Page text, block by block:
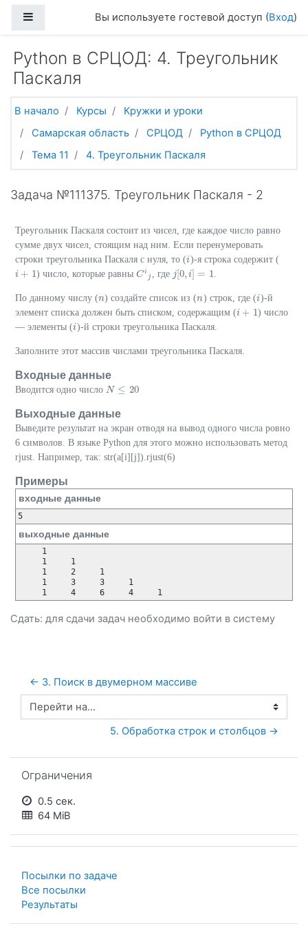
Боковая панельВы используете гостевой доступ (Вход)
Python в СРЦОД: 4. Треугольник
Паскаля
В начало Курсы
Кружки и уроки
Самарская область
СРЦОД
Python в СРЦОД
Тема 11
4. Треугольник Паскаля
Задача №111375. Треугольник Паскаля - 2
Треугольник Паскаля состоит из чисел, где каждое число равно
сумме двух чисел, стоящим над ним. Если перенумеровать
строки треугольника Паскаля с нуля, то (i
i)-я строка содержит (
i + 1
i+1 ) число, которые равныCi
j
Cij , где j[0, i] = 1
j[ 0,i] 1
По данному числу (n
n) создайте список из (n
n) строк, где (i
i)-й
элемент списка должен быть списком, содержащим (i + 1
i+1
) число
— элементы (i
i)-й строки треугольника Паскаля.
Заполните этот массив числами треугольника Паскаля.
Входные данные
Вводится одно число N ≤ 20
N≤ 20
Выходные данные
Выведите результат на экран отводя на вывод одного числа ровно
6 символов. В языке Python для этого можно использовать метод
rjust. Например, так: str(a[i][j]).rjust(6)
Примеры
входные данные
5
выходные данные
     1
     1     1
     1     2     1
     1     3     3     1
     1     4     6     4     1
Сдать: для сдачи задач необходимо войти в систему
← 3. Поиск в двумерном массиве
Перейти на...
5. Обработка строк и столбцов →
Ограничения
0.5 сек.
64 MiB
Посылки по задаче
Все посылки
Результаты